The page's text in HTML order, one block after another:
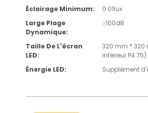
Éclairage Minimum:
0.01lux
Large Plage
Dynamique:
≥100dB
Taille De L'écran
LED:
320 mm * 320
inférieur P4.75)
Énergie LED:
Supplément